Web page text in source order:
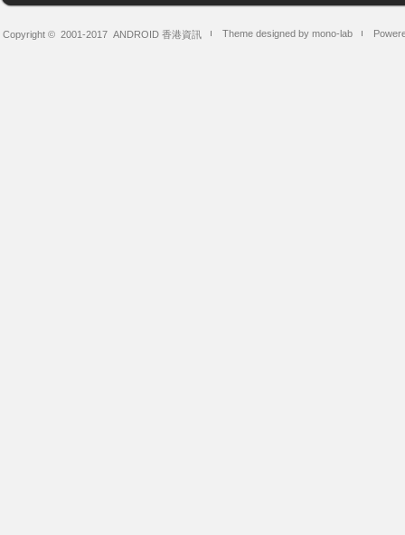
Copyright © 2001-2017 ANDROID 香港資訊 Theme designed by mono-lab